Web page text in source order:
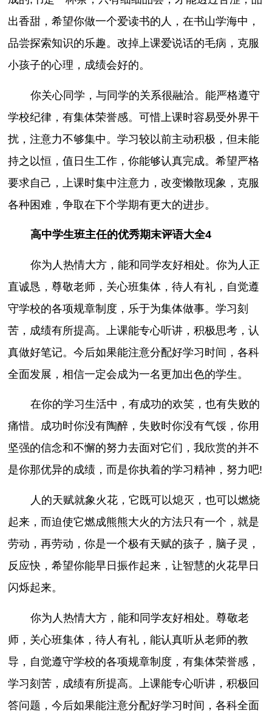
出香甜，希望你做一个爱读书的人，在书山学海中，
品尝探索知识的乐趣。改掉上课爱说话的毛病，克服
小孩子的心理，成绩会好的。
你关心同学，与同学的关系很融洽。能严格遵守
学校纪律，有集体荣誉感。可惜上课时容易受外界干
扰，注意力不够集中。学习较以前主动积极，但未能
持之以恒，值日生工作，你能够认真完成。希望严格
要求自己，上课时集中注意力，改变懒散现象，克服
各种困难，争取在下个学期有更大的进步。
高中学生班主任的优秀期末评语大全4
你为人热情大方，能和同学友好相处。你为人正
直诚恳，尊敬老师，关心班集体，待人有礼，自觉遵
守学校的各项规章制度，乐于为集体做事。学习刻
苦，成绩有所提高。上课能专心听讲，积极思考，认
真做好笔记。今后如果能注意分配好学习时间，各科
全面发展，相信一定会成为一名更加出色的学生。
在你的学习生活中，有成功的欢笑，也有失败的
痛惜。成功时你没有陶醉，失败时你没有气馁，你用
坚强的信念和不懈的努力去面对它们，我欣赏的并不
是你那优异的成绩，而是你执着的学习精神，努力吧!
人的天赋就象火花，它既可以熄灭，也可以燃烧
起来，而迫使它燃成熊熊大火的方法只有一个，就是
劳动，再劳动，你是一个极有天赋的孩子，脑子灵，
反应快，希望你能早日振作起来，让智慧的火花早日
闪烁起来。
你为人热情大方，能和同学友好相处。尊敬老
师，关心班集体，待人有礼，能认真听从老师的教
导，自觉遵守学校的各项规章制度，有集体荣誉感，
学习刻苦，成绩有所提高。上课能专心听讲，积极回
答问题，今后如果能注意分配好学习时间，各科全面